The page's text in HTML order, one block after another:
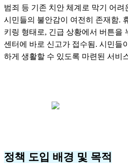
#사회안전망
#안심벨
#범죄피해예방
#범죄
범죄 등 기존 치안 체계로 막기 어려
시민들의 불안감이 여전히 존재함.
키링 형태로, 긴급 상황에서 버튼을
센터에 바로 신고가 접수됨. 시민들
하게 생활할 수 있도록 마련된 서비
정책 도입 배경 및 목적